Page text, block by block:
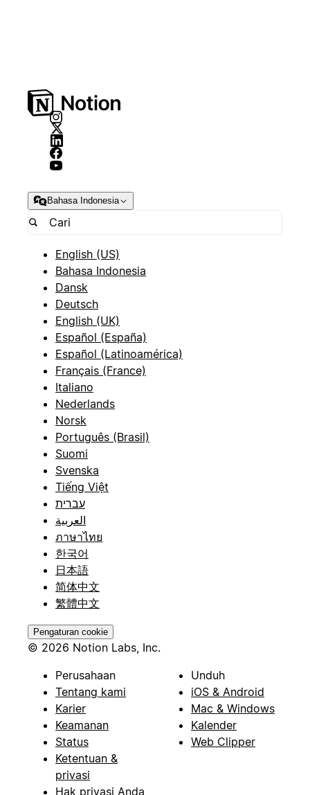
Bahasa Indonesia
English (US)
Bahasa Indonesia
Dansk
Deutsch
English (UK)
Español (España)
Español (Latinoamérica)
Français (France)
Italiano
Nederlands
Norsk
Português (Brasil)
Suomi
Svenska
Tiếng Việt
עברית
العربية
ภาษาไทย
한국어
日本語
简体中文
繁體中文
Pengaturan cookie
© 2026 Notion Labs, Inc.
Perusahaan
Tentang kami
Karier
Keamanan
Status
Ketentuan &
privasi
Hak privasi Anda
Unduh
iOS & Android
Mac & Windows
Kalender
Web Clipper